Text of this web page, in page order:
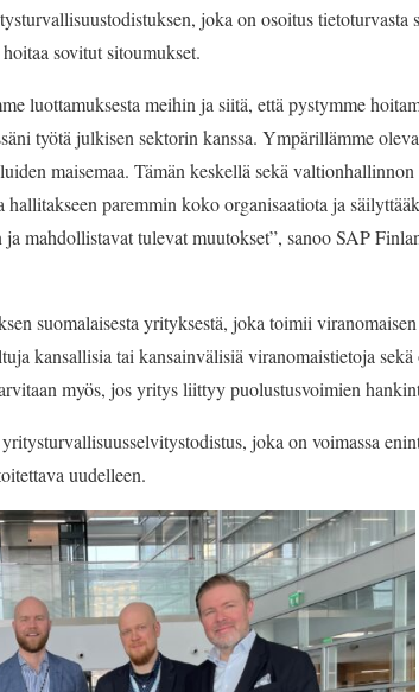
joka on osoitus tietoturvasta
sovitut sitoumukset.
luottamuksesta meihin ja siitä, että pystymme
työtä julkisen sektorin kanssa. Ympärillämme
maisemaa. Tämän keskellä sekä valtionhallinnon
paremmin koko organisaatiota ja
mahdollistavat tulevat muutokset”, sanoo SAP
suomalaisesta yrityksestä, joka toimii
kansallisia tai kansainvälisiä viranomaistietoja sekä
myös, jos yritys liittyy puolustusvoimien
joka on voimassa
uudelleen.